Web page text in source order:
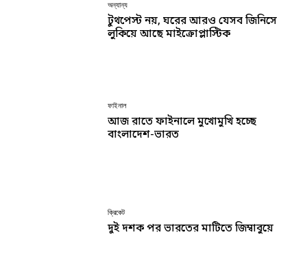
অন্যান্য
টুথপেস্ট নয়, ঘরের আরও যেসব জিনিসে
লুকিয়ে আছে মাইক্রোপ্লাস্টিক
ফাইনাল
আজ রাতে ফাইনালে মুখোমুখি হচ্ছে
বাংলাদেশ-ভারত
ক্রিকেট
দুই দশক পর ভারতের মাটিতে জিম্বাবুয়ে